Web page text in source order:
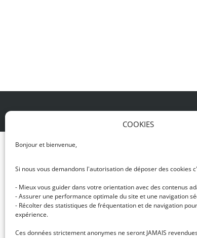
COOKIES
Bonjour et bienvenue,
Si nous vous demandons l'autorisation de déposer des cookies
- Mieux vous guider dans votre orientation avec des contenus
- Assurer une performance optimale du site et une navigation
- Récolter des statistiques de fréquentation et de navigation
expérience.
Ces données strictement anonymes ne seront JAMAIS
© DJ NETWORK • École de DJ et